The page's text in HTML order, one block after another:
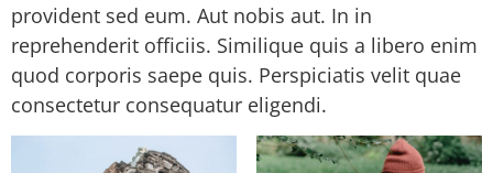
provident sed eum. Aut nobis aut. In in
reprehenderit officiis. Similique quis a libero enim
quod corporis saepe quis. Perspiciatis velit quae
consectetur consequatur eligendi.